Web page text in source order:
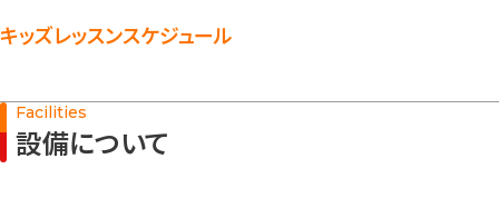
キッズレッスンスケジュール
Facilities
設備について